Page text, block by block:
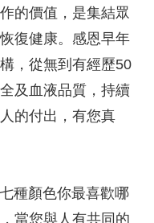
的價值，是集結眾
復健康。感恩早年
，從無到有經歷50
及血液品質，持續
的付出，有您真
種顏色你最喜歡哪
當您與人有共同的